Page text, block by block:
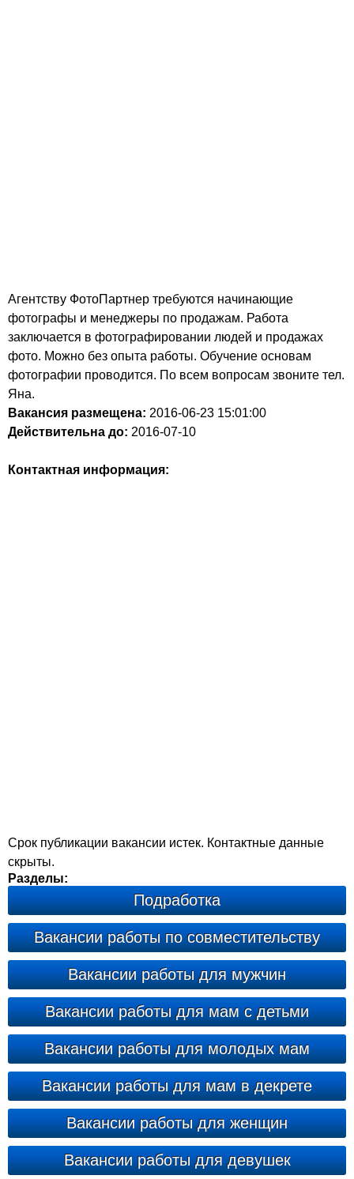
Агентству ФотоПартнер требуются начинающие
фотографы и менеджеры по продажам. Работа
заключается в фотографировании людей и продажах
фото. Можно без опыта работы. Обучение основам
фотографии проводится. По всем вопросам звоните тел.
Яна.
Вакансия размещена: 2016-06-23 15:01:00
Действительна до: 2016-07-10
Контактная информация:
Срок публикации вакансии истек. Контактные данные
скрыты.
Разделы:
Подработка
Вакансии работы по совместительству
Вакансии работы для мужчин
Вакансии работы для мам с детьми
Вакансии работы для молодых мам
Вакансии работы для мам в декрете
Вакансии работы для женщин
Вакансии работы для девушек